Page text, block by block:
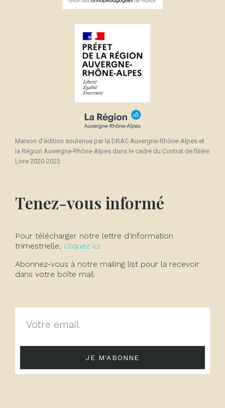
Maison d'édition soutenue par la DRAC Auvergne-Rhône-Alpes et
la Région Auvergne-Rhône-Alpes dans le cadre du Contrat de filière
Livre 2020-2023.
Tenez-vous informé
Pour télécharger notre lettre d'information
trimestrielle, cliquez ici.
Abonnez-vous à notre mailing list pour la recevoir
dans votre boîte mail.
JE M'ABONNE